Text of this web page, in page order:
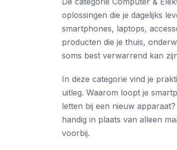
oplossingen die je dagelijks
smartphones, laptops,
producten die je thuis,
soms best verwarrend kan
In deze categorie vind je
uitleg. Waarom loopt je
letten bij een nieuw
handig in plaats van alleen
voorbij.